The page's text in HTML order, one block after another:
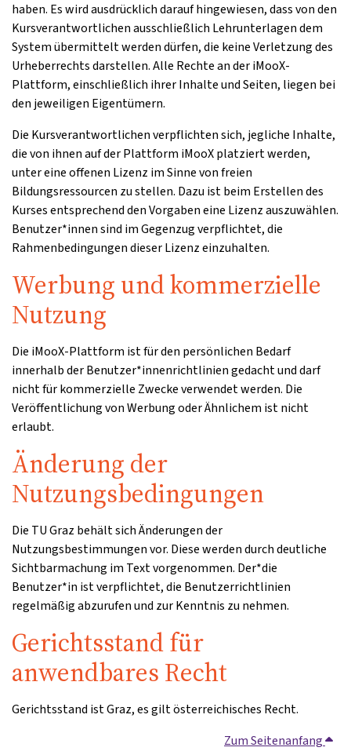
haben. Es wird ausdrücklich darauf hingewiesen, dass von den
Kursverantwortlichen ausschließlich Lehrunterlagen dem
System übermittelt werden dürfen, die keine Verletzung des
Urheberrechts darstellen. Alle Rechte an der iMooX-
Plattform, einschließlich ihrer Inhalte und Seiten, liegen bei
den jeweiligen Eigentümern.
Die Kursverantwortlichen verpflichten sich, jegliche Inhalte,
die von ihnen auf der Plattform iMooX platziert werden,
unter eine offenen Lizenz im Sinne von freien
Bildungsressourcen zu stellen. Dazu ist beim Erstellen des
Kurses entsprechend den Vorgaben eine Lizenz auszuwählen.
Benutzer*innen sind im Gegenzug verpflichtet, die
Rahmenbedingungen dieser Lizenz einzuhalten.
Werbung und kommerzielle
Nutzung
Die iMooX-Plattform ist für den persönlichen Bedarf
innerhalb der Benutzer*innenrichtlinien gedacht und darf
nicht für kommerzielle Zwecke verwendet werden. Die
Veröffentlichung von Werbung oder Ähnlichem ist nicht
erlaubt.
Änderung der
Nutzungsbedingungen
Die TU Graz behält sich Änderungen der
Nutzungsbestimmungen vor. Diese werden durch deutliche
Sichtbarmachung im Text vorgenommen. Der*die
Benutzer*in ist verpflichtet, die Benutzerrichtlinien
regelmäßig abzurufen und zur Kenntnis zu nehmen.
Gerichtsstand für
anwendbares Recht
Gerichtsstand ist Graz, es gilt österreichisches Recht.
Zum Seitenanfang